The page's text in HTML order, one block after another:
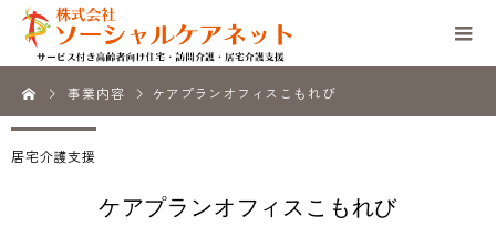
事業内容 ケアプランオフィスこもれび
居宅介護支援
ケアプランオフィスこもれび